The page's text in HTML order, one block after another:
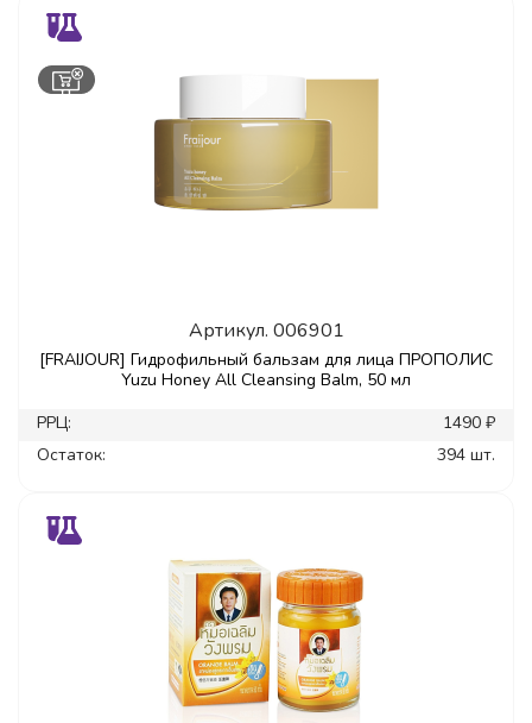
Артикул. 006901
[FRAIJOUR] Гидрофильный бальзам для лица ПРОПОЛИС
Yuzu Honey All Cleansing Balm, 50 мл
РРЦ:
1490 ₽
Остаток:
394 шт.